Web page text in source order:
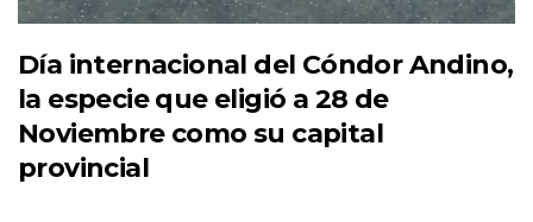
Día internacional del Cóndor Andino,
la especie que eligió a 28 de
Noviembre como su capital
provincial